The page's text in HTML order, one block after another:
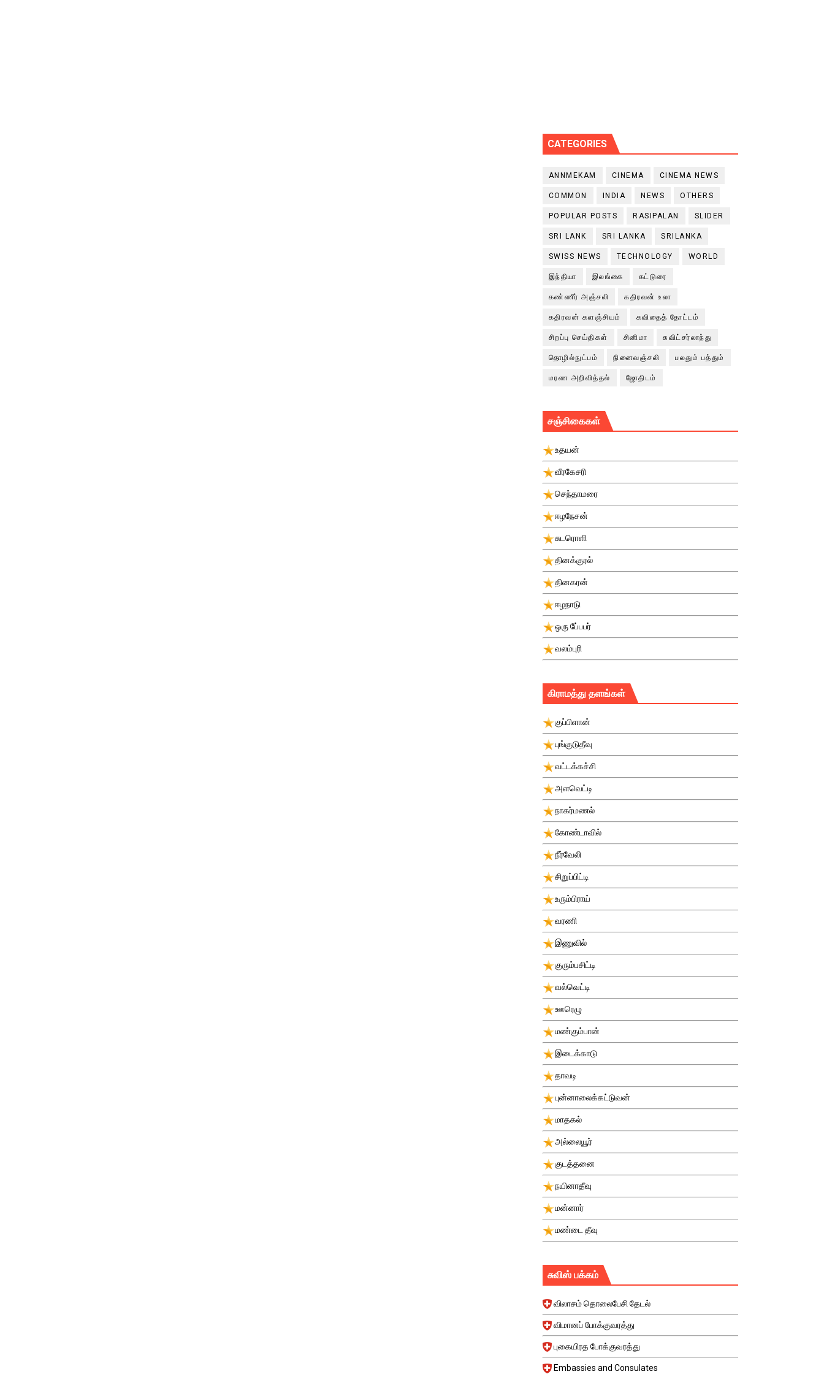
CATEGORIES
ANNMEKAM CINEMA CINEMA NEWS
COMMON INDIA NEWS OTHERS
POPULAR POSTS RASIPALAN SLIDER
SRI LANK SRI LANKA SRILANKA
SWISS NEWS TECHNOLOGY WORLD
இந்தியா இலங்கை கட்டுரை
கண்ணீர் அஞ்சலி கதிரவன் உலா
கதிரவன் களஞ்சியம் கவிதைத் தோட்டம்
சிறப்பு செய்திகள் சினிமா சுவிட்சர்லாந்து
தொழில்நுட்பம் நினைவஞ்சலி பலதும் பத்தும்
மரண அறிவித்தல் ஜோதிடம்
சஞ்சிகைகள்
உதயன்
வீரகேசரி
செந்தாமரை
ஈழநேசன்
சுடரொளி
தினக்குரல்
தினகரன்
ஈழநாடு
ஒரு பே்பபர்
வலம்புரி
கிராமத்து தளங்கள்
குப்பிளான்
புங்குடுதீவு
வட்டக்கச்சி
அளவெட்டி
நாகர்மணல்
கோண்டாவில்
நீர்வேலி
சிறுப்பிட்டி
உரும்பிராய்
வரணி
இணுவில்
குரும்பசிட்டி
வல்வெட்டி
ஊரெழு
மண்கும்பான்
இடைக்காடு
தாவடி
புன்னாலைக்கட்டுவன்
மாதகல்
அல்லையூர்
குடத்தனை
நயினாதீவு
மன்னார்
மண்டை தீவு
சுவிஸ் பக்கம்
விலாசம் தொலைபேசி தேடல்
விமானப் போக்குவரத்து
புகையிரத போக்குவரத்து
Embassies and Consulates